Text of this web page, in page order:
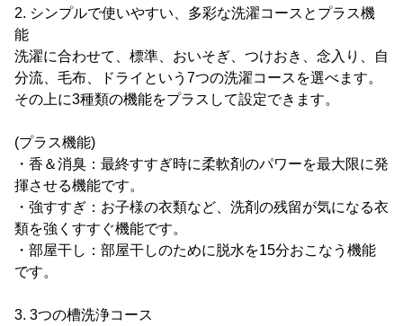
2. シンプルで使いやすい、多彩な洗濯コースとプラス機
能
洗濯に合わせて、標準、おいそぎ、つけおき、念入り、自
分流、毛布、ドライという7つの洗濯コースを選べます。
その上に3種類の機能をプラスして設定できます。
(プラス機能)
・香＆消臭：最終すすぎ時に柔軟剤のパワーを最大限に発
揮させる機能です。
・強すすぎ：お子様の衣類など、洗剤の残留が気になる衣
類を強くすすぐ機能です。
・部屋干し：部屋干しのために脱水を15分おこなう機能
です。
3. 3つの槽洗浄コース